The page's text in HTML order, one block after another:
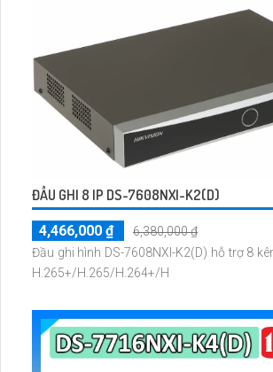
ĐẦU GHI 8 IP DS-7608NXI-K2(D)
4,466,000 ₫
6,380,000 ₫
Đầu ghi hình DS-7608NXI-K2(D) hỗ trợ 8
H.265+/H.265/H.264+/H